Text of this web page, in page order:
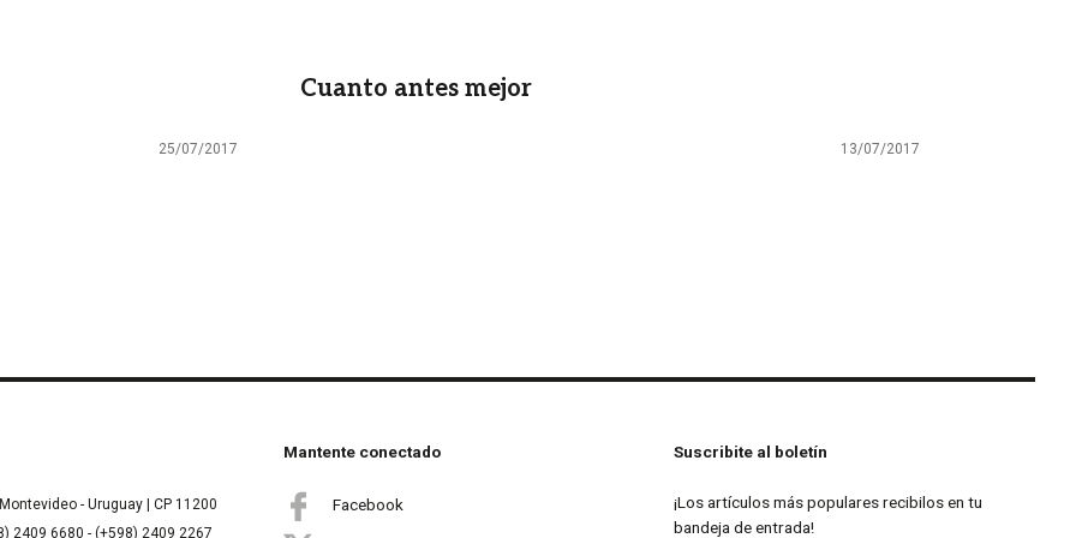
25/07/2017
Cuanto antes mejor
13/07/2017
- Uruguay | CP 11200
2409 6680 - (+598) 2409 2267
Mantente conectado
Facebook
Suscribite al boletín
¡Los artículos más populares recibilos en tu
bandeja de entrada!